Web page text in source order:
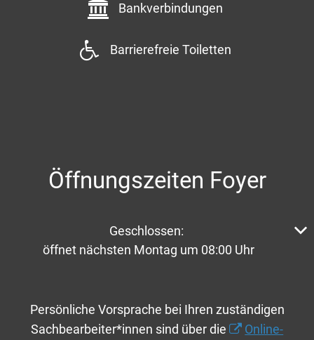
Bankverbindungen
Barrierefreie Toiletten
Öffnungszeiten Foyer
Klicken, um weitere Öffnungs- oder Schließzeiten
Geschlossen:
öffnet nächsten Montag um 08:00 Uhr
Persönliche Vorsprache bei Ihren zuständigen
Sachbearbeiter*innen sind über die
Online-